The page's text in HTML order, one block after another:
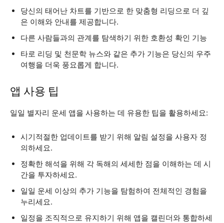
당신의 태어난 차트를 기반으로 한 맞춤형 리딩으로 더 깊
은 이해와 안내를 제공합니다.
다른 사람들과의 관계를 탐색하기 위한 호환성 확인 기능
타로 리딩 및 천문학 뉴스와 같은 추가 기능은 당신의 우주
여행을 더욱 풍요롭게 합니다.
앱 사용 팁
일일 별자리 운세 앱을 사용하는 데 유용한 팁을 활용하세요:
시기적절한 업데이트를 받기 위해 알림 설정을 사용자 정
의하세요.
정확한 해석을 위해 각 독해의 세세한 점을 이해하는 데 시
간을 투자하세요.
일일 운세 이상의 추가 기능을 탐험하여 전체적인 경험을
누리세요.
일정을 조직적으로 유지하기 위해 앱을 캘린더와 통합하세